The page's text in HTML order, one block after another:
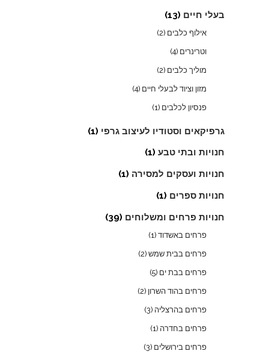
בעלי חיים (13)
אילוף כלבים (2)
וטרינרים (4)
מוליך כלבים (2)
מזון וציוד לבעלי חיים (4)
פנסיון לכלבים (1)
גרפיקאים וסטודיו לעיצוב גרפי (1)
חנויות ובתי טבע (1)
חנויות ועסקים למסירה (1)
חנויות ספרים (1)
חנויות פרחים ומשלוחים (39)
פרחים באשדוד (1)
פרחים בבית שמש (2)
פרחים בבת ים (5)
פרחים בהוד השרון (2)
פרחים בהרצליה (3)
פרחים בחדרה (1)
פרחים בירושלים (3)